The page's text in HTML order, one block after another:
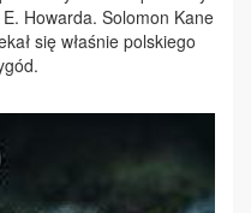
Ho­war­da. So­lo­mon Ka­ne
się wła­śnie pol­skie­go